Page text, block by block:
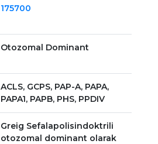
175700
Otozomal Dominant
ACLS, GCPS, PAP-A, PAPA,
PAPA1, PAPB, PHS, PPDIV
Greig Sefalapolisindoktrili
otozomal dominant olarak